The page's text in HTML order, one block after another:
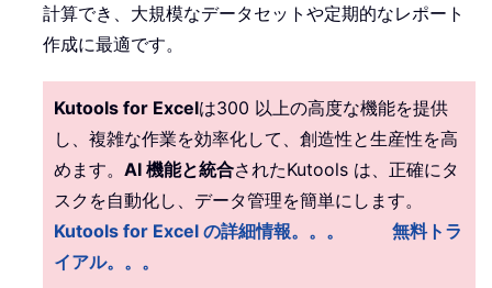
計算でき、大規模なデータセットや定期的なレポート
作成に最適です。
Kutools for Excelは300 以上の高度な機能を提供
し、複雑な作業を効率化して、創造性と生産性を高
めます。 AI 機能と統合されたKutools は、正確にタ
スクを自動化し、データ管理を簡単にします。
Kutools for Excel の詳細情報。。。
無料トラ
イアル。。。